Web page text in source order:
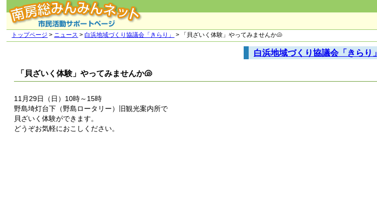
トップページ > ニュース >白浜地域づくり協議会「きらり」 > 「貝ざいく体験」やってみませんか🐚
白浜地域づくり協議会「きらり」
「貝ざいく体験」やってみませんか🐚
11月29日（日）10時～15時
野島埼灯台下（野島ロータリー）旧観光案内所で
貝ざいく体験ができます。
どうぞお気軽におこしください。